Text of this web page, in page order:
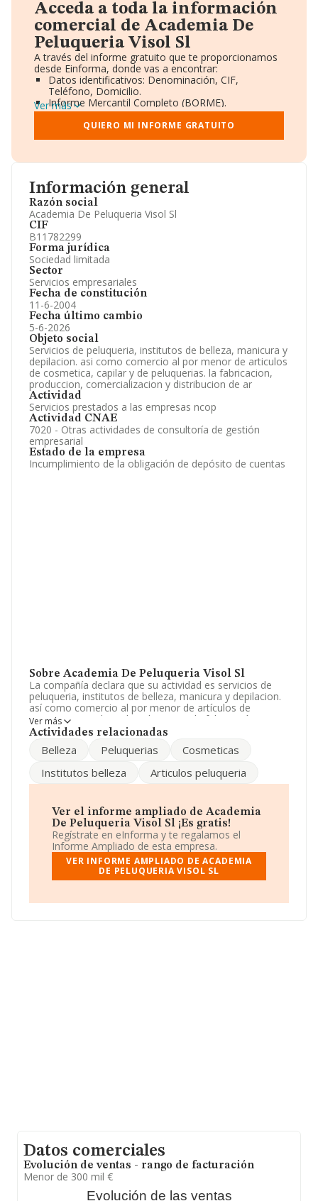
Información general
Razón social
Academia De Peluqueria Visol Sl
CIF
B11782299
Forma jurídica
Sociedad limitada
Sector
Servicios empresariales
Fecha de constitución
11-6-2004
Fecha último cambio
5-6-2026
Objeto social
Servicios de peluqueria, institutos de belleza, manicura y
depilacion. asi como comercio al por menor de articulos
de cosmetica, capilar y de peluquerias. la fabricacion,
produccion, comercializacion y distribucion de ar
Actividad
Servicios prestados a las empresas ncop
Actividad CNAE
7020 - Otras actividades de consultoría de gestión
empresarial
Estado de la empresa
Incumplimiento de la obligación de depósito de cuentas
Sobre Academia De Peluqueria Visol Sl
La compañía declara que su actividad es servicios de
peluqueria, institutos de belleza, manicura y depilacion.
así como comercio al por menor de artículos de
cosmetica, capilar y de peluquerias. la fabricación,
producción, comercialización y distribución de ar. La
Sociedad Limitada. Tiene CNAE: 7020 - '%cnae%'. La
La plantilla permanece igual y teniendo en cuenta la
un número de empleados por encima de la media de
sector.
Para más información es posible contactar a través del
teléfono 956367397.
La sociedad españolaAcademia de Peluquería Visol
Chanca núm. 2, (11540), en el municipio de Sanlucar De
Ver más
Actividades relacionadas
Belleza Peluquerias
Cosmeticas
Institutos belleza
Articulos peluqueria
Ver el informe ampliado de Academia
De Peluqueria Visol Sl ¡Es gratis!
Regístrate en eInforma y te regalamos el
Informe Ampliado de esta empresa.
VER INFORME AMPLIADO DE ACADEMIA
DE PELUQUERIA VISOL SL
Acceda a toda la información
comercial de Academia De
Peluqueria Visol Sl
A través del informe gratuito que te proporcionamos
desde Einforma, donde vas a encontrar:
Datos identificativos: Denominación, CIF,
Teléfono, Domicilio.
Informe Mercantil Completo (BORME).
Gráficos de Evolución Ventas y Empleados.
Consejo de Administración y Administradores.
Directivos y Ejecutivos.
Información oficial y registral complementaria.
Ver más
QUIERO MI INFORME GRATUITO
Datos comerciales
Evolución de ventas - rango de facturación
Menor de 300 mil €
Evolución de las ventas